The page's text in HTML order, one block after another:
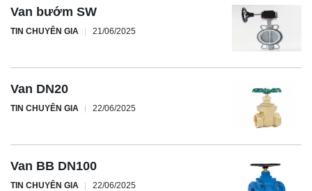
Van bướm SW
TIN CHUYÊN GIA 21/06/2025
Van DN20
TIN CHUYÊN GIA 22/06/2025
Van BB DN100
TIN CHUYÊN GIA 22/06/2025